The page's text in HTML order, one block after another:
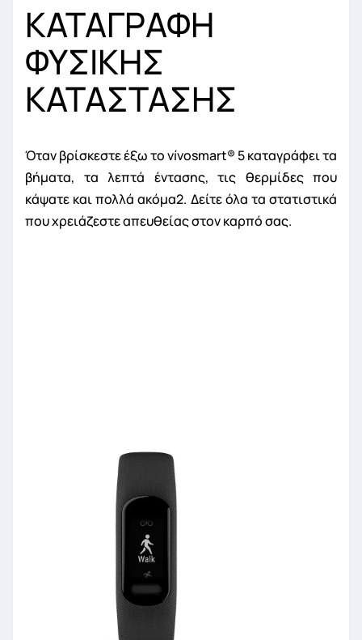
ΚΑΤΑΓΡΑΦΗ
ΦΥΣΙΚΗΣ
ΚΑΤΑΣΤΑΣΗΣ
Όταν βρίσκεστε έξω το vívosmart® 5 καταγράφει τα
βήματα, τα λεπτά έντασης, τις θερμίδες που
κάψατε και πολλά ακόμα2. Δείτε όλα τα στατιστικά
που χρειάζεστε απευθείας στον καρπό σας.